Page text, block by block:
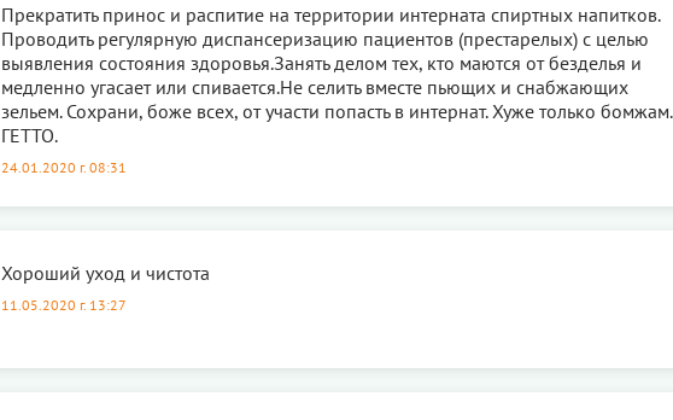
Прекратить принос и распитие на территории интерната спиртных напитков.
Проводить регулярную диспансеризацию пациентов (престарелых) с целью
выявления состояния здоровья.Занять делом тех, кто маются от безделья и
медленно угасает или спивается.Не селить вместе пьющих и снабжающих
зельем. Сохрани, боже всех, от участи попасть в интернат. Хуже только бомжам.
ГЕТТО.
24.01.2020 г. 08:31
Хороший уход и чистота
11.05.2020 г. 13:27